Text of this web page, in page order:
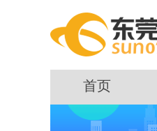
首页